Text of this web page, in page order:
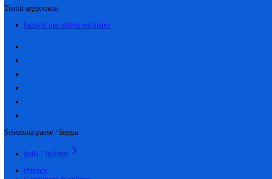
Tieniti aggiornato
Iscriviti per offerte esclusive
Seleziona paese / lingua
Italia / Italiano
Privacy